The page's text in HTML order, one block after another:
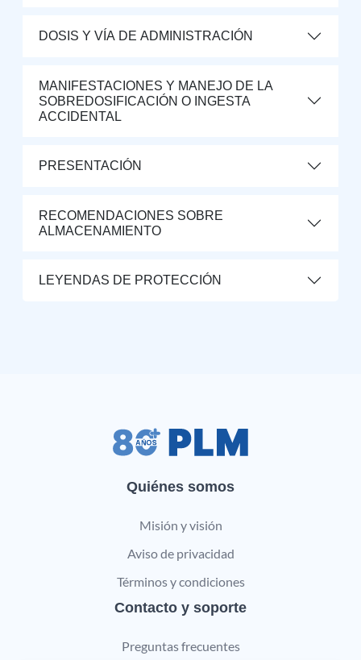
DOSIS Y VÍA DE ADMINISTRACIÓN
MANIFESTACIONES Y MANEJO DE LA
SOBREDOSIFICACIÓN O INGESTA
ACCIDENTAL
PRESENTACIÓN
RECOMENDACIONES SOBRE
ALMACENAMIENTO
LEYENDAS DE PROTECCIÓN
Quiénes somos
Misión y visión
Aviso de privacidad
Términos y condiciones
Contacto y soporte
Preguntas frecuentes